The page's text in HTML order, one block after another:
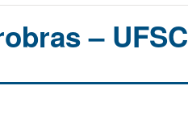
– UFSC